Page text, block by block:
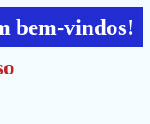
bem-vindos!